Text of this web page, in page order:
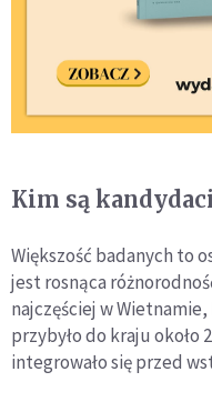
Kim są
Większość badanych to
jest rosnąca
najczęściej w
przybyło do kraju około
integrowało się przed